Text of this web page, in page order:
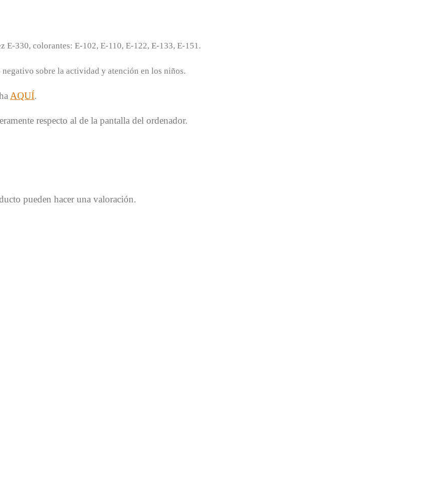
E-330, colorantes: E-102, E-110, E-122, E-133, E-151.
sobre la actividad y atención en los niños.
AQUÍ.
respecto al de la pantalla del ordenador.
pueden hacer una valoración.